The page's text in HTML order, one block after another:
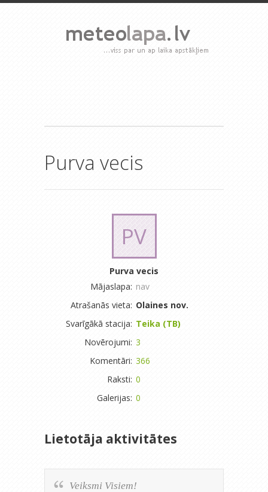
Purva vecis
PV
Purva vecis
Mājaslapa: nav
Atrašanās vieta: Olaines nov.
Svarīgākā stacija: Teika (TB)
Novērojumi: 3
Komentāri: 366
Raksti: 0
Galerijas: 0
Lietotāja aktivitātes
Veiksmi Visiem!